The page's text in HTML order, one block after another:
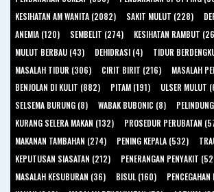
KESIHATAN AM WANITA (2082)
SAKIT MULUT (228)
ANEMIA (120)
SEMBELIT (274)
KESIHATAN RAMBUT
MULUT BERBAU (43)
DEHIDRASI (4)
TIDUR
MASALAH TIDUR (306)
CIRIT BIRIT (216)
MASALAH
BENJOLAN DI KULIT (882)
PITAM (191)
ULSER MULUT
SELSEMA BURUNG (8)
WABAK BUBONIC (8)
KURANG SELERA MAKAN (132)
PROSEDUR PERUBATAN
MAKANAN TAMBAHAN (274)
PENING KEPALA (532)
KEPUTUSAN SIASATAN (212)
PENERANGAN PENYAKIT
MASALAH KESUBURAN (36)
BISUL (160)